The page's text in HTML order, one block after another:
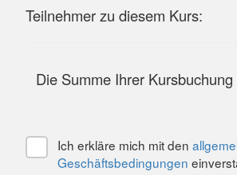
Teilnehmer zu diesem Kurs:
Die Summe Ihrer Kursbuchung
Ich erkläre mich mit den
Geschäftsbedingungen